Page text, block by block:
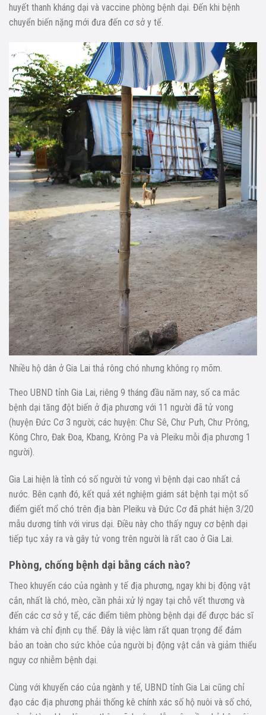
huyết thanh kháng dại và vaccine phòng bệnh dại. Đến khi bệnh
chuyển biến nặng mới đưa đến cơ sở y tế.
Nhiều hộ dân ở Gia Lai thả rông chó nhưng không rọ mõm.
Theo UBND tỉnh Gia Lai, riêng 9 tháng đầu năm nay, số ca mắc
bệnh dại tăng đột biến ở địa phương với 11 người đã tử vong
(huyện Đức Cơ 3 người; các huyện: Chư Sê, Chư Pưh, Chư Prông,
Kông Chro, Đak Đoa, Kbang, Krông Pa và Pleiku mỗi địa phương 1
người).
Gia Lai hiện là tỉnh có số người tử vong vì bệnh dại cao nhất cả
nước. Bên cạnh đó, kết quả xét nghiệm giám sát bệnh tại một số
điểm giết mổ chó trên địa bàn Pleiku và Đức Cơ đã phát hiện 3/20
mẫu dương tính với virus dại. Điều này cho thấy nguy cơ bệnh dại
tiếp tục xảy ra và gây tử vong trên người là rất cao ở Gia Lai.
Phòng, chống bệnh dại bằng cách nào?
Theo khuyến cáo của ngành y tế địa phương, ngay khi bị động vật
cắn, nhất là chó, mèo, cần phải xử lý ngay tại chỗ vết thương và
đến các cơ sở y tế, các điểm tiêm phòng bệnh dại để được bác sĩ
khám và chỉ định cụ thể. Đây là việc làm rất quan trọng để đảm
bảo an toàn cho sức khỏe của người bị động vật cắn và giảm thiểu
nguy cơ nhiễm bệnh dại.
Cùng với khuyến cáo của ngành y tế, UBND tỉnh Gia Lai cũng chỉ
đạo các địa phương phải thống kê chính xác số hộ nuôi và số chó,